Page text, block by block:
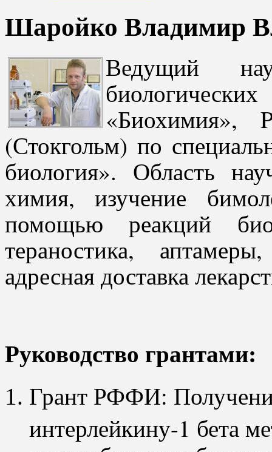
Шаройко Владимир
Ведущий
«Биохимия»,
(Стокгольм) по
биология». Область
химия, изучение
помощью реакций
тераностика,
адресная доставка
Руководство грантами:
Грант РФФИ:
интерлейкину-1 бета